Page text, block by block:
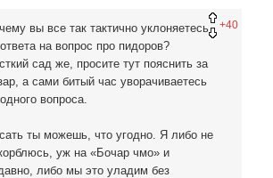
+40
вы все так тактично уклоняетесь
на вопрос про пидоров?
сад же, просите тут пояснить за
а сами битый час уворачиваетесь
вопроса.
ты можешь, что угодно. Я либо не
уж на «Бочар чмо» и
либо мы это уладим без